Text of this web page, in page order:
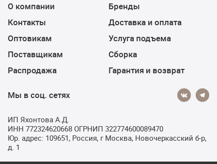
О компании
Контакты
Оптовикам
Поставщикам
Распродажа
Бренды
Доставка и оплата
Услуга подъема
Сборка
Гарантия и возврат
Мы в соц. сетях
ИП Яхонтова А.Д.
ИНН 772324620668 ОГРНИП 322774600089470
Юр. адрес: 109651, Россия, г Москва, Новочеркасский б-р,
д. 1